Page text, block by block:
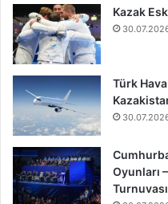
Kazak
Türk
Oyunları